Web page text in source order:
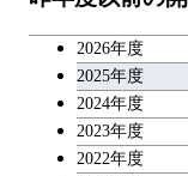
キ
2026年度
2025年度
2024年度
2023年度
2022年度